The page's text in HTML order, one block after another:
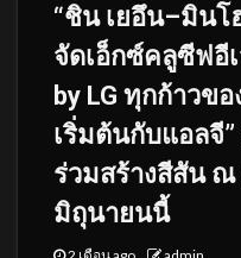
“ชิน เยอึน–มินโ
จัดเอ็กซ์คลูซีฟอีเ
by LG ทุกก้าวข
เริ่มต้นกับแอลจี
ร่วมสร้างสีสัน ณ
มิถุนายนนี้